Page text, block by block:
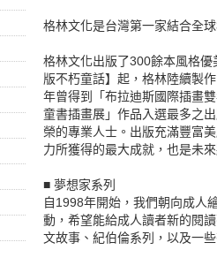
格林文化是台灣第一家結合全
格林文化出版了300餘本風格
版不朽童話】起，格林陸續製
年曾得到「布拉迪斯國際插畫
童書插畫展」作品入選最多之
榮的專業人士。出版充滿豐富
力所獲得的最大成就，也是未
■ 夢想家系列
自1998年開始，我們朝向成人
動，希望能給成人讀者新的閱
文故事、紀伯倫系列，以及一